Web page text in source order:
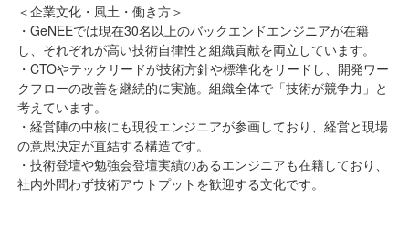
＜企業文化・風土・働き方＞
・GeNEEでは現在30名以上のバックエンドエンジニアが在籍
し、それぞれが高い技術自律性と組織貢献を両立しています。
・CTOやテックリードが技術方針や標準化をリードし、開発ワー
クフローの改善を継続的に実施。組織全体で「技術が競争力」と
考えています。
・経営陣の中核にも現役エンジニアが参画しており、経営と現場
の意思決定が直結する構造です。
・技術登壇や勉強会登壇実績のあるエンジニアも在籍しており、
社内外問わず技術アウトプットを歓迎する文化です。